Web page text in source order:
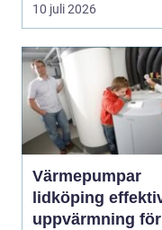
10 juli 2026
Värmepumpar
lidköping effektiv
uppvärmning för